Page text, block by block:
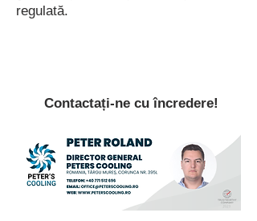
regulată.
Contactați-ne cu încredere!